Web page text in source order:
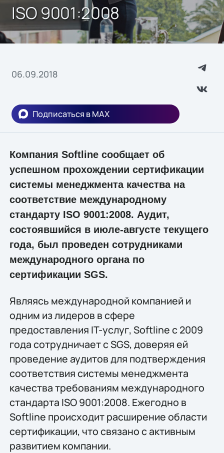
ISO 9001:2008
06.09.2018
Подписаться в MAX
Компания Softline сообщает об
успешном прохождении сертификации
системы менеджмента качества на
соответствие международному
стандарту ISO 9001:2008. Аудит,
состоявшийся в июле-августе текущего
года, был проведен сотрудниками
международного органа по
сертификации SGS.
Являясь международной компанией и
одним из лидеров в сфере
предоставления IT-услуг, Softline с 2009
года сотрудничает с SGS, доверяя ей
проведение аудитов для подтверждения
соответствия системы менеджмента
качества требованиям международного
стандарта ISO 9001:2008. Ежегодно в
Softline происходит расширение области
сертификации, что связано с активным
развитием компании.